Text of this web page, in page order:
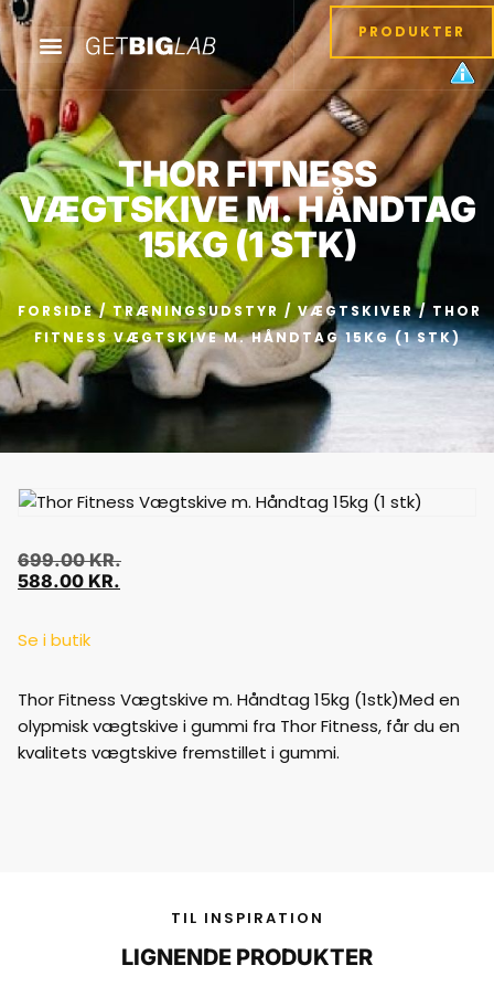
PRODUKTER
THOR FITNESS
VÆGTSKIVE M. HÅNDTAG
15KG (1 STK)
FORSIDE/ TRÆNINGSUDSTYR / VÆGTSKIVER/ THOR
FITNESS VÆGTSKIVE M. HÅNDTAG 15KG (1 STK)
699.00KR.
588.00 KR.
Se i butik
Thor Fitness Vægtskive m. Håndtag 15kg (1stk)Med en
olypmisk vægtskive i gummi fra Thor Fitness, får du en
kvalitets vægtskive fremstillet i gummi.
TIL INSPIRATION
LIGNENDE PRODUKTER